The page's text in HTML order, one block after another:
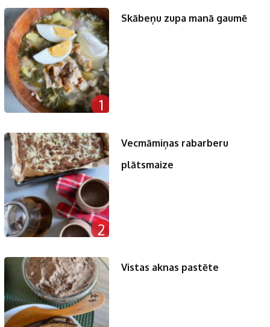
1
Skābeņu zupa manā gaumē
2
Vecmāmiņas rabarberu
plātsmaize
Vistas aknas pastēte